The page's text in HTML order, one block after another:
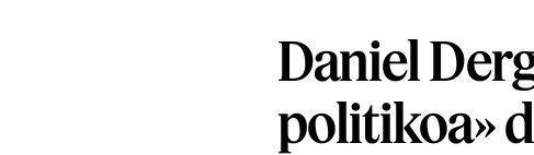
Daniel
politikoa»